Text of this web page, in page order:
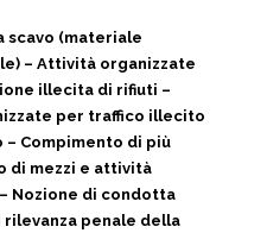
scavo (materiale
– Attività organizzate
illecita di rifiuti –
per traffico illecito
Compimento di più
di mezzi e attività
Nozione di condotta
rilevanza penale della